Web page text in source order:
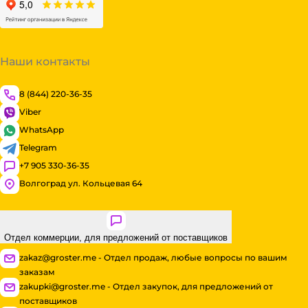
Наши контакты
8 (844) 220-36-35
Viber
WhatsApp
Telegram
+7 905 330-36-35
Волгоград ул. Кольцевая 64
Отдел коммерции, для предложений от поставщиков
zakaz@groster.me - Отдел продаж, любые вопросы по вашим
заказам
zakupki@groster.me - Отдел закупок, для предложений от
поставщиков